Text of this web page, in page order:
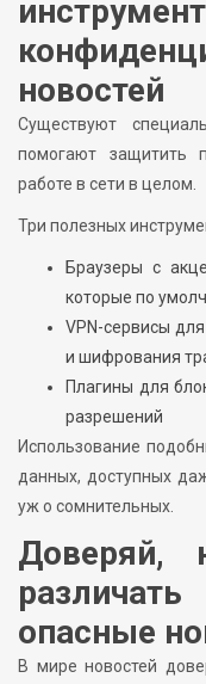
новостей
Существуют
помогают защитить
работе в сети в целом.
Три полезных
Браузеры с
которые по
VPN-сервисы
и шифрования
Плагины для
разрешений
Использование
данных, доступных
уж о сомнительных.
Доверяй,
опасные
В мире новостей